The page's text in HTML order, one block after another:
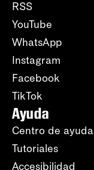
RSS
YouTube
WhatsApp
Instagram
Facebook
TikTok
Ayuda
Centro de ayuda
Tutoriales
Accesibilidad